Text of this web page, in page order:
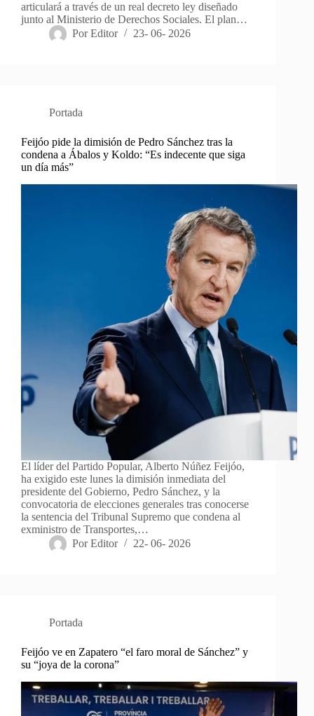
articulará a través de un real decreto ley diseñado
junto al Ministerio de Derechos Sociales. El plan…
Por Editor 23- 06- 2026
Portada
Feijóo pide la dimisión de Pedro Sánchez tras la
condena a Ábalos y Koldo: “Es indecente que siga
un día más”
El líder del Partido Popular, Alberto Núñez Feijóo,
ha exigido este lunes la dimisión inmediata del
presidente del Gobierno, Pedro Sánchez, y la
convocatoria de elecciones generales tras conocerse
la sentencia del Tribunal Supremo que condena al
exministro de Transportes,…
Por Editor 22- 06- 2026
Portada
Feijóo ve en Zapatero “el faro moral de Sánchez” y
su “joya de la corona”